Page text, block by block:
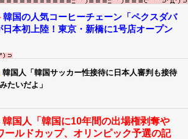
韓国の人気コーヒーチェーン「ペクスダバ
日本初上陸！東京・新橋に1号店オープン
韓国人「韓国サッカー性接待に日本人審判も接待
たいだよ」
韓国人「韓国に10年間の出場権剥奪や
ールドカップ、オリンピック予選の記